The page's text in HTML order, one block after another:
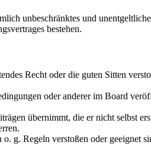
unbeschränktes und
bestehen.
Recht oder die guten Sitten
oder anderer im Board
übernimmt, die er nicht selbst
g. Regeln verstoßen oder geeignet